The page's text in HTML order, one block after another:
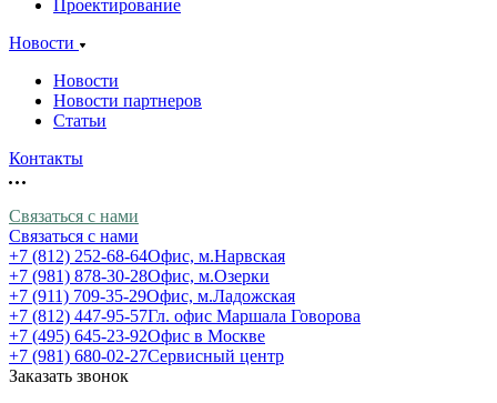
Проектирование
Новости
Новости
Новости партнеров
Статьи
Контакты
Связаться с нами
Связаться с нами
+7 (812) 252-68-64Офис, м.Нарвская
+7 (981) 878-30-28Офис, м.Озерки
+7 (911) 709-35-29Офис, м.Ладожская
+7 (812) 447-95-57Гл. офис Маршала Говорова
+7 (495) 645-23-92Офис в Москве
+7 (981) 680-02-27Сервисный центр
Заказать звонок